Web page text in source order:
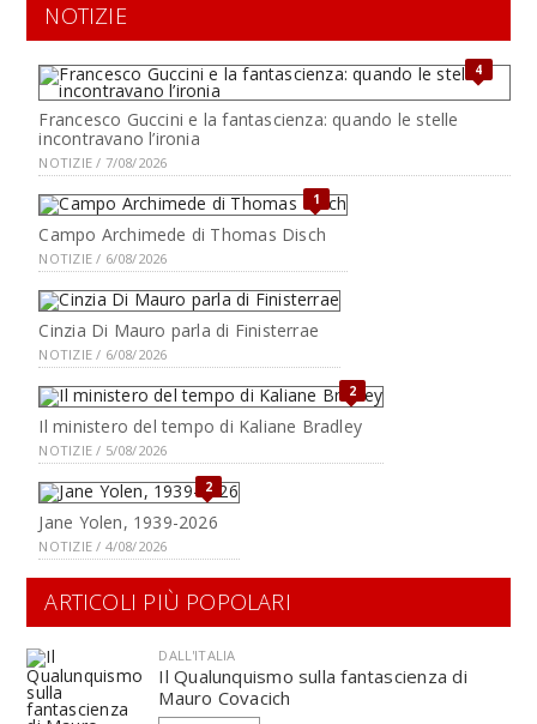
NOTIZIE
4
Francesco Guccini e la fantascienza: quando le stelle
incontravano l’ironia
NOTIZIE / 7/08/2026
1
Campo Archimede di Thomas Disch
NOTIZIE / 6/08/2026
Cinzia Di Mauro parla di Finisterrae
NOTIZIE / 6/08/2026
2
Il ministero del tempo di Kaliane Bradley
NOTIZIE / 5/08/2026
2
Jane Yolen, 1939-2026
NOTIZIE / 4/08/2026
ARTICOLI PIÙ POPOLARI
DALL'ITALIA
Il Qualunquismo sulla fantascienza di
Mauro Covacich